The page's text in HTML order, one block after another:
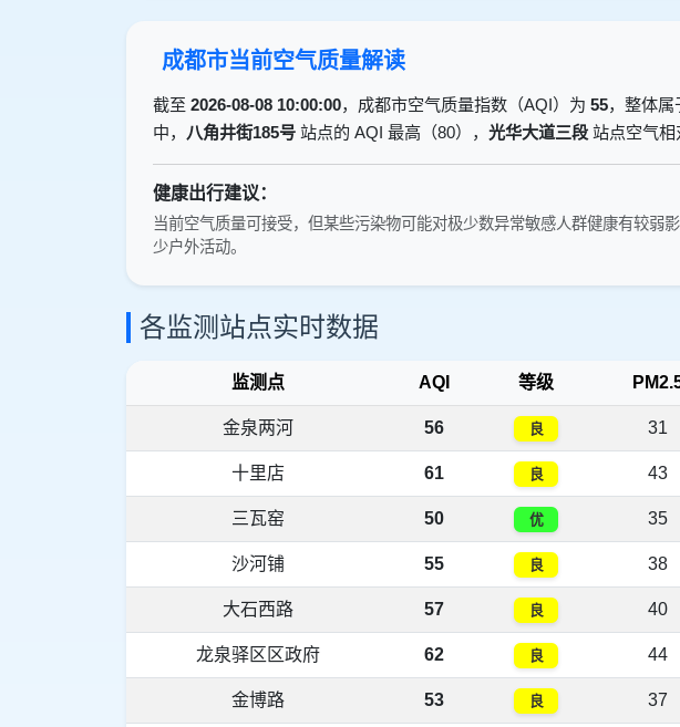
成都市当前空气质量解读
截至 2026-08-08 10:00:00，成都市空气质量指数（AQI）为 55，整体属
中，
八角井街185号 站点的 AQI 最高（80）， 光华大道三段 站点空气相
健康出行建议：
当前空气质量可接受，但某些污染物可能对极少数异常敏感人群健康有较弱
少户外活动。
各监测站点实时数据
监测点 AQI 等级
金泉两河 56 良 31
十里店 61 良 43
三瓦窑 50 优 35
沙河铺 55 良 38
大石西路 57 良 40
龙泉驿区区政府 62 良 44
金博路 53 良 37